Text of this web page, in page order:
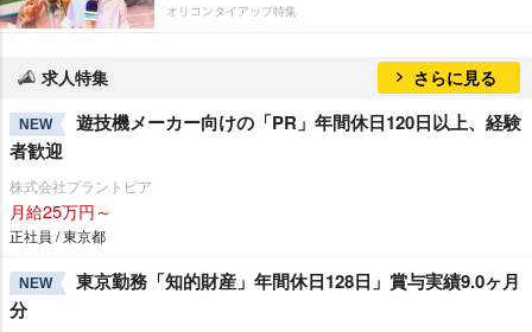
オリコンタイアップ特集
求人特集 さらに見る
NEW
遊技機メーカー向けの「PR」年間休日120日以上、経験
者歓迎
株式会社プラントピア
月給25万円～
正社員 / 東京都
NEW
東京勤務「知的財産」年間休日128日」賞与実績9.0ヶ月
分